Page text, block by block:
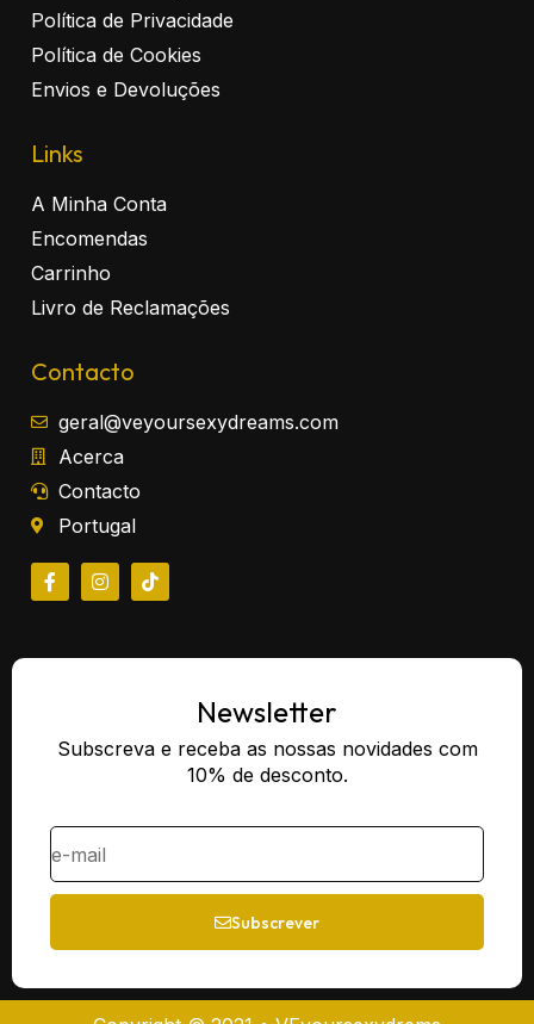
Política de Privacidade
Política de Cookies
Envios e Devoluções
Links
A Minha Conta
Encomendas
Carrinho
Livro de Reclamações
Contacto
geral@veyoursexydreams.com
Acerca
Contacto
Portugal
Newsletter
Subscreva e receba as nossas novidades com
10% de desconto.
Subscrever